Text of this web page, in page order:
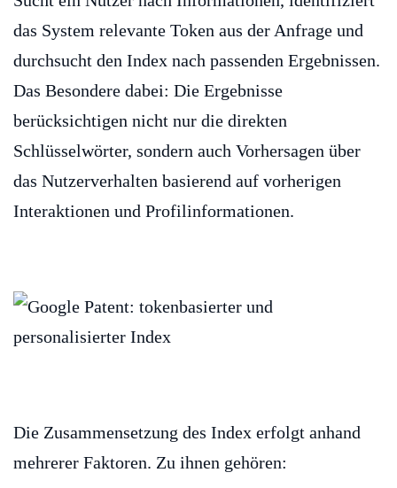
das System relevante Token aus der Anfrage und
durchsucht den Index nach passenden Ergebnissen.
Das Besondere dabei: Die Ergebnisse
berücksichtigen nicht nur die direkten
Schlüsselwörter, sondern auch Vorhersagen über
das Nutzerverhalten basierend auf vorherigen
Interaktionen und Profilinformationen.
Die Zusammensetzung des Index erfolgt anhand
mehrerer Faktoren. Zu ihnen gehören: